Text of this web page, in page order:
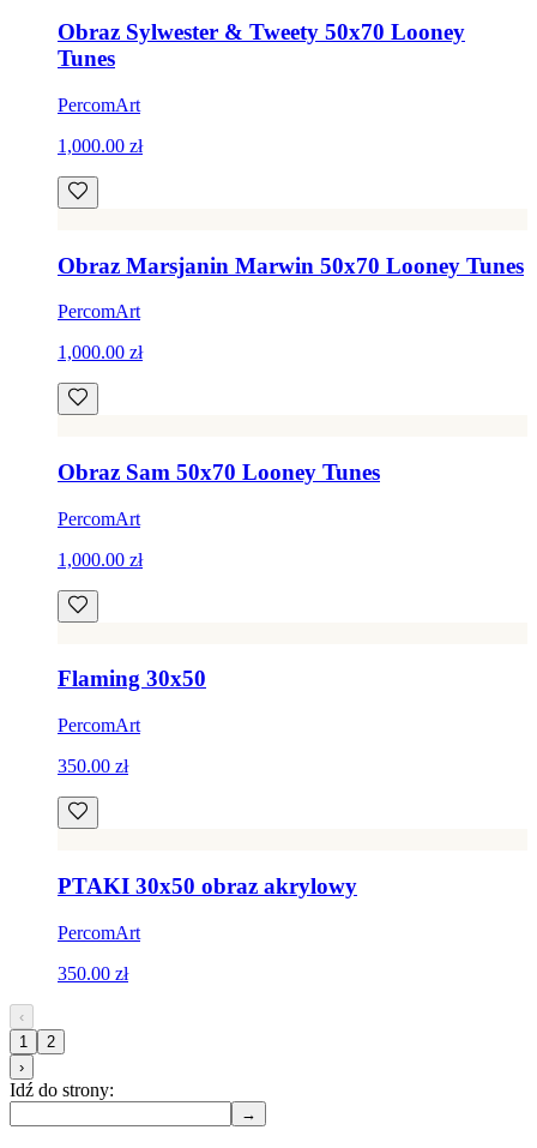
Obraz Sylwester & Tweety 50x70 Looney
Tunes
PercomArt
1,000.00 zł
Obraz Marsjanin Marwin 50x70 Looney Tunes
PercomArt
1,000.00 zł
Obraz Sam 50x70 Looney Tunes
PercomArt
1,000.00 zł
Flaming 30x50
PercomArt
350.00 zł
PTAKI 30x50 obraz akrylowy
PercomArt
350.00 zł
‹
1
2
›
Idź do strony:
→